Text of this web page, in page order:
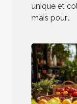
unique et
mais pour...